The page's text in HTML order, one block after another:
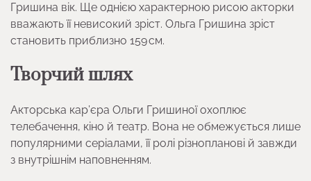
Гришина вік. Ще однією характерною рисою акторки
вважають її невисокий зріст. Ольга Гришина зріст
становить приблизно 159 см.
Творчий шлях
Акторська кар’єра Ольги Гришиної охоплює
телебачення, кіно й театр. Вона не обмежується лише
популярними серіалами, її ролі різнопланові й завжди
з внутрішнім наповненням.